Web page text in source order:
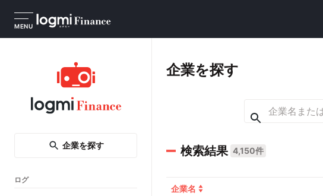
MENU
企業を探す
ログ
企業を探す
検索結果 4,150件
企業名